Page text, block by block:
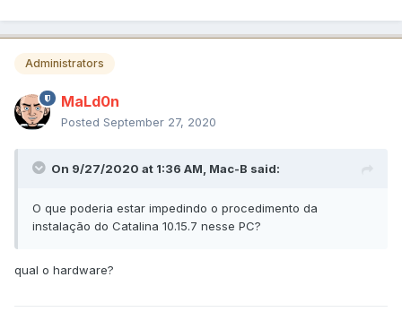
Administrators
MaLd0n
Posted September 27, 2020
On 9/27/2020 at 1:36 AM, Mac-B said:
O que poderia estar impedindo o procedimento da
instalação do Catalina 10.15.7 nesse PC?
qual o hardware?